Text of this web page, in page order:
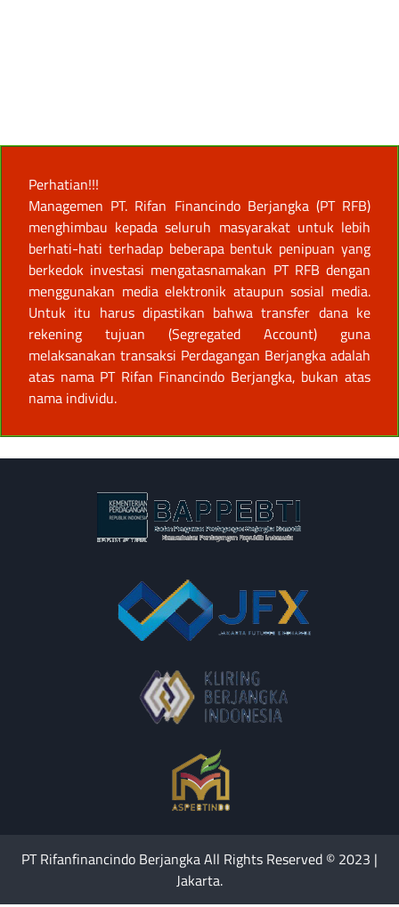
Perhatian!!!
Managemen PT. Rifan Financindo Berjangka (PT RFB)
menghimbau kepada seluruh masyarakat untuk lebih
berhati-hati terhadap beberapa bentuk penipuan yang
berkedok investasi mengatasnamakan PT RFB dengan
menggunakan media elektronik ataupun sosial media.
Untuk itu harus dipastikan bahwa transfer dana ke
rekening tujuan (Segregated Account) guna
melaksanakan transaksi Perdagangan Berjangka adalah
atas nama PT Rifan Financindo Berjangka, bukan atas
nama individu.
PT Rifanfinancindo Berjangka All Rights Reserved © 2023 |
Jakarta.